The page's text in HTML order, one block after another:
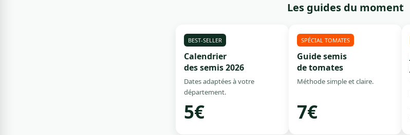
Les guides du moment
BEST-SELLER
Calendrier
des semis 2026
Dates adaptées à votre
département.
5€
SPÉCIAL TOMATES
Guide semis
de tomates
Méthode simple et claire.
7€